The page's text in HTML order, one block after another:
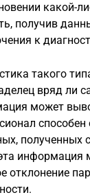
какой-
получив
к
такого
вряд ли
может
полученных
отклонение